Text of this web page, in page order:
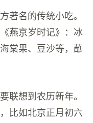
著名的传统小吃。
燕京岁时记》：冰
棠果、豆沙等，蘸
联想到农历新年。
比如北京正月初六